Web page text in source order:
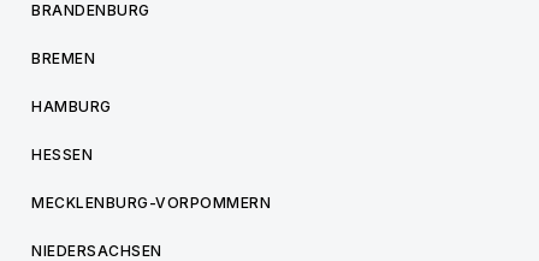
BRANDENBURG
BREMEN
HAMBURG
HESSEN
MECKLENBURG-VORPOMMERN
NIEDERSACHSEN